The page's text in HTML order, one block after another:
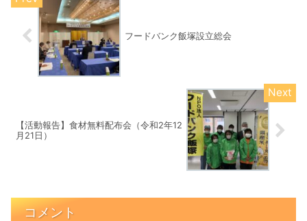
フードバンク飯塚設立総会
【活動報告】食材無料配布会（令和2年12
月21日）
コメント